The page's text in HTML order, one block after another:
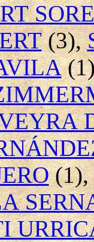
(3),
(1),